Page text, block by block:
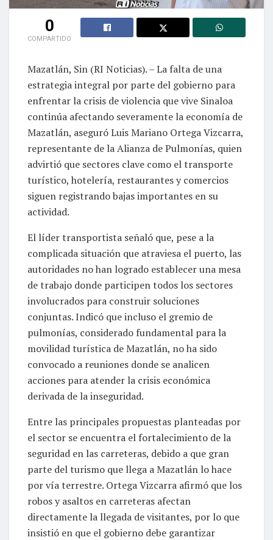
0
COMPARTIDO
Mazatlán, Sin (RI Noticias). – La falta de una
estrategia integral por parte del gobierno para
enfrentar la crisis de violencia que vive Sinaloa
continúa afectando severamente la economía de
Mazatlán, aseguró Luis Mariano Ortega Vizcarra,
representante de la Alianza de Pulmonías, quien
advirtió que sectores clave como el transporte
turístico, hotelería, restaurantes y comercios
siguen registrando bajas importantes en su
actividad.
El líder transportista señaló que, pese a la
complicada situación que atraviesa el puerto, las
autoridades no han logrado establecer una mesa
de trabajo donde participen todos los sectores
involucrados para construir soluciones
conjuntas. Indicó que incluso el gremio de
pulmonías, considerado fundamental para la
movilidad turística de Mazatlán, no ha sido
convocado a reuniones donde se analicen
acciones para atender la crisis económica
derivada de la inseguridad.
Entre las principales propuestas planteadas por
el sector se encuentra el fortalecimiento de la
seguridad en las carreteras, debido a que gran
parte del turismo que llega a Mazatlán lo hace
por vía terrestre. Ortega Vizcarra afirmó que los
robos y asaltos en carreteras afectan
directamente la llegada de visitantes, por lo que
insistió en que el gobierno debe garantizar